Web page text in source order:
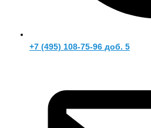
+7 (495) 108-75-96 доб. 5